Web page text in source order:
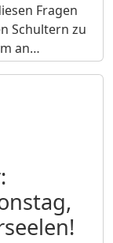
Fragen
Schultern zu
an…